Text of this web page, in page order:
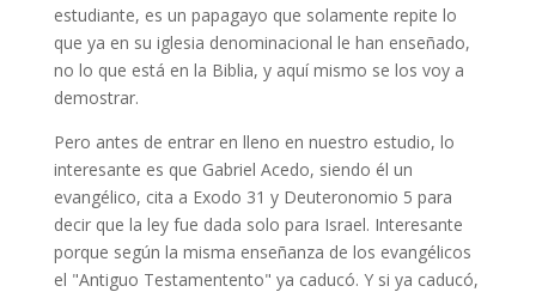
estudiante, es un papagayo que solamente repite lo
que ya en su iglesia denominacional le han enseñado,
no lo que está en la Biblia, y aquí mismo se los voy a
demostrar.
Pero antes de entrar en lleno en nuestro estudio, lo
interesante es que Gabriel Acedo, siendo él un
evangélico, cita a Exodo 31 y Deuteronomio 5 para
decir que la ley fue dada solo para Israel. Interesante
porque según la misma enseñanza de los evangélicos
el "Antiguo Testamentento" ya caducó. Y si ya caducó,